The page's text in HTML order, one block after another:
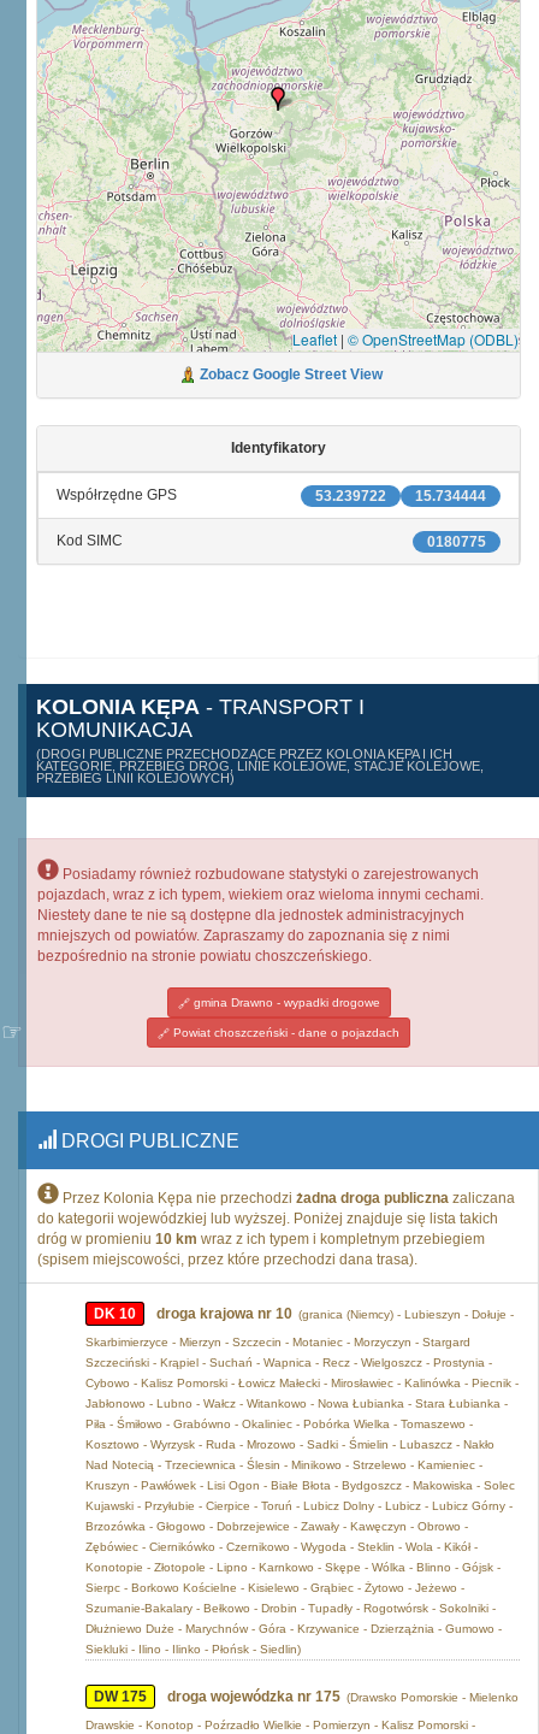
Leaflet | © OpenStreetMap (ODBL)
Zobacz Google Street View
Identyfikatory
15.734444
53.239722
Współrzędne GPS
0180775
Kod SIMC
KOLONIA KĘPA - TRANSPORT I
KOMUNIKACJA
(DROGI PUBLICZNE PRZECHODZĄCE PRZEZ KOLONIA KĘPA I ICH
KATEGORIE, PRZEBIEG DRÓG, LINIE KOLEJOWE, STACJE KOLEJOWE,
PRZEBIEG LINII KOLEJOWYCH)
Posiadamy również rozbudowane statystyki o zarejestrowanych
pojazdach, wraz z ich typem, wiekiem oraz wieloma innymi cechami.
Niestety dane te nie są dostępne dla jednostek administracyjnych
mniejszych od powiatów. Zapraszamy do zapoznania się z nimi
bezpośrednio na stronie powiatu choszczeńskiego.
gmina Drawno - wypadki drogowe
Powiat choszczeński - dane o pojazdach
DROGI PUBLICZNE
Przez Kolonia Kępa nie przechodzi żadna droga publiczna zaliczana
do kategorii wojewódzkiej lub wyższej. Poniżej znajduje się lista takich
dróg w promieniu 10 km wraz z ich typem i kompletnym przebiegiem
(spisem miejscowości, przez które przechodzi dana trasa).
DK 10 droga krajowa nr 10 (granica (Niemcy) - Lubieszyn - Dołuje -
Skarbimierzyce - Mierzyn - Szczecin - Motaniec - Morzyczyn - Stargard
Szczeciński - Krąpiel - Suchań - Wapnica - Recz - Wielgoszcz - Prostynia -
Cybowo - Kalisz Pomorski - Łowicz Małecki - Mirosławiec - Kalinówka - Piecnik -
Jabłonowo - Lubno - Wałcz - Witankowo - Nowa Łubianka - Stara Łubianka -
Piła - Śmiłowo - Grabówno - Okaliniec - Pobórka Wielka - Tomaszewo -
Kosztowo - Wyrzysk - Ruda - Mrozowo - Sadki - Śmielin - Lubaszcz - Nakło
Nad Notecią - Trzeciewnica - Ślesin - Minikowo - Strzelewo - Kamieniec -
Kruszyn - Pawłówek - Lisi Ogon - Białe Błota - Bydgoszcz - Makowiska - Solec
Kujawski - Przyłubie - Cierpice - Toruń - Lubicz Dolny - Lubicz - Lubicz Górny -
Brzozówka - Głogowo - Dobrzejewice - Zawały - Kawęczyn - Obrowo -
Zębówiec - Ciernikówko - Czernikowo - Wygoda - Steklin - Wola - Kikół -
Konotopie - Złotopole - Lipno - Karnkowo - Skępe - Wólka - Blinno - Gójsk -
Sierpc - Borkowo Kościelne - Kisielewo - Grąbiec - Żytowo - Jeżewo -
Szumanie-Bakalary - Bełkowo - Drobin - Tupadły - Rogotwórsk - Sokolniki -
Dłużniewo Duże - Marychnów - Góra - Krzywanice - Dzierzążnia - Gumowo -
Siekluki - Ilino - Ilinko - Płońsk - Siedlin)
DW 175 droga wojewódzka nr 175 (Drawsko Pomorskie - Mielenko
Drawskie - Konotop - Poźrzadło Wielkie - Pomierzyn - Kalisz Pomorski -